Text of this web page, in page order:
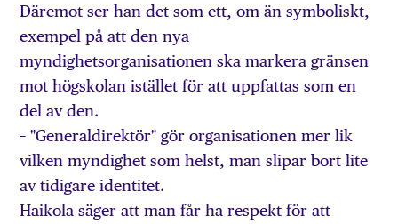
Däremot ser han det som ett, om än symboliskt,
exempel på att den nya
myndighetsorganisationen ska markera gränsen
mot högskolan istället för att uppfattas som en
del av den.
– "Generaldirektör" gör organisationen mer lik
vilken myndighet som helst, man slipar bort lite
av tidigare identitet.
Haikola säger att man får ha respekt för att